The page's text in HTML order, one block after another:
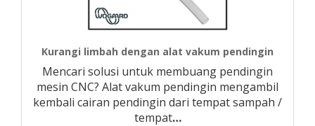
Kurangi limbah dengan alat vakum pendingin
Mencari solusi untuk membuang pendingin
mesin CNC? Alat vakum pendingin mengambil
kembali cairan pendingin dari tempat sampah /
tempat…